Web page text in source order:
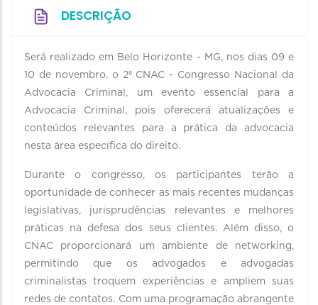
DESCRIÇÃO
Será realizado em Belo Horizonte - MG, nos dias 09 e
10 de novembro, o 2º CNAC - Congresso Nacional da
Advocacia Criminal, um evento essencial para a
Advocacia Criminal, pois oferecerá atualizações e
conteúdos relevantes para a prática da advocacia
nesta área específica do direito.
Durante o congresso, os participantes terão a
oportunidade de conhecer as mais recentes mudanças
legislativas, jurisprudências relevantes e melhores
práticas na defesa dos seus clientes. Além disso, o
CNAC proporcionará um ambiente de networking,
permitindo que os advogados e advogadas
criminalistas troquem experiências e ampliem suas
redes de contatos. Com uma programação abrangente